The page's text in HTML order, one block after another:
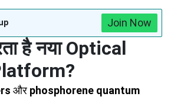
Join Now
है नया Optical
और phosphorene quantum